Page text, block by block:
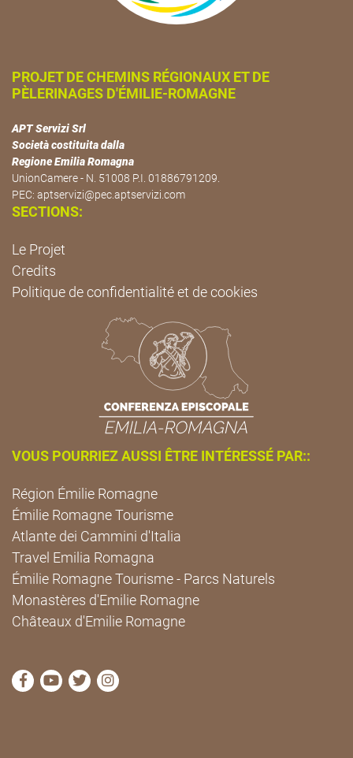
PROJET DE CHEMINS RÉGIONAUX ET DE
PÈLERINAGES D'ÉMILIE-ROMAGNE
APT Servizi Srl
Società costituita dalla
Regione Emilia Romagna
UnionCamere - N. 51008 P.I. 01886791209.
PEC: aptservizi@pec.aptservizi.com
SECTIONS:
Le Projet
Credits
Politique de confidentialité et de cookies
VOUS POURRIEZ AUSSI ÊTRE INTÉRESSÉ PAR::
Région Émilie Romagne
Émilie Romagne Tourisme
Atlante dei Cammini d'Italia
Travel Emilia Romagna
Émilie Romagne Tourisme - Parcs Naturels
Monastères d'Emilie Romagne
Châteaux d'Emilie Romagne
Visitez la page Facebook de Cammini Emilia-
Visitez la page YouTube de Cammini Emilia-
Visitez la page Twitter de Cammini Emilia-
Visitez la page Instagram de Cammini